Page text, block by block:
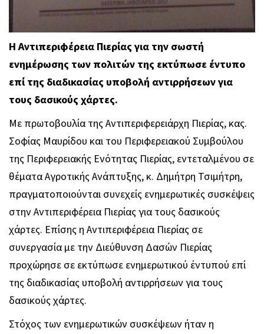
Η Αντιπεριφέρεια Πιερίας για την σωστή
ενημέρωσης των πολιτών της εκτύπωσε έντυπο
επί της διαδικασίας υποβολή αντιρρήσεων για
τους δασικούς χάρτες.
Με πρωτοβουλία της Αντιπεριφερειάρχη Πιερίας, κας.
Σοφίας Μαυρίδου και του Περιφερειακού Συμβούλου
της Περιφερειακής Ενότητας Πιερίας, εντεταλμένου σε
θέματα Αγροτικής Ανάπτυξης, κ. Δημήτρη Τσιμήτρη,
πραγματοποιούνται συνεχείς ενημερωτικές συσκέψεις
στην Αντιπεριφέρεια Πιερίας για τους δασικούς
χάρτες. Επίσης η Αντιπεριφέρεια Πιερίας σε
συνεργασία με την Διεύθυνση Δασών Πιερίας
προχώρησε σε εκτύπωσε ενημερωτικού έντυπού επί
της διαδικασίας υποβολή αντιρρήσεων για τους
δασικούς χάρτες.
Στόχος των ενημερωτικών συσκέψεων ήταν η